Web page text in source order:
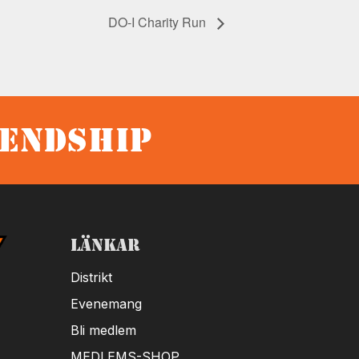
DO-I Charity Run
Länkar
Distrikt
Evenemang
Bli medlem